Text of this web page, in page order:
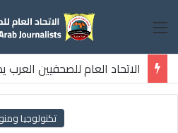
القائمة
الاتحاد العام للصحفيين
ثلاثة صحفيين فلسطينيين
تكنولوجيا